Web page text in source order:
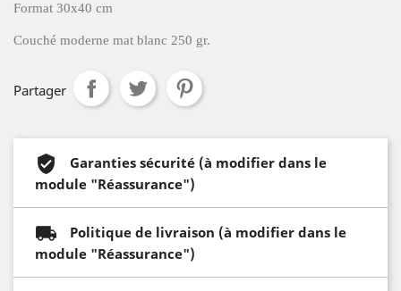
Format 30x40 cm
Couché moderne mat blanc 250 gr.
Partager
Garanties sécurité (à modifier dans le
module "Réassurance")
Politique de livraison (à modifier dans le
module "Réassurance")